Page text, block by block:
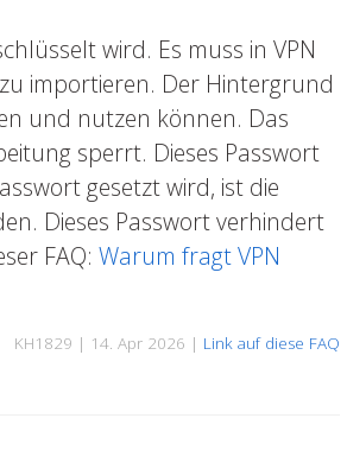
wird. Es muss in VPN
importieren. Der Hintergrund
und nutzen können. Das
sperrt. Dieses Passwort
gesetzt wird, ist die
Dieses Passwort verhindert
FAQ: Warum fragt VPN
KH1829 | 14. Apr 2026 | Link auf diese FAQ